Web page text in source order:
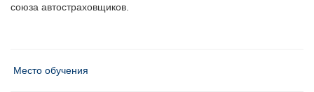
союза автостраховщиков.
Место обучения